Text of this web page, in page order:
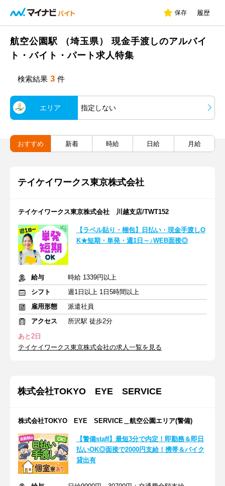
保存 履歴
航空公園駅 （埼玉県） 現金手渡しのアルバイ
ト・バイト・パート求人特集
検索結果 3 件
エリア 指定しない
おすすめ 新着 時給 日給 月給
テイケイワークス東京株式会社
テイケイワークス東京株式会社 川越支店/TWT152
【ラベル貼り・梱包】日払い・現金手渡しO
K★短期・単発・週1日～♪WEB面接◎
給与
時給 1339円以上
シフト
週1日以上 1日5時間以上
雇用形態
派遣社員
アクセス
所沢駅 徒歩2分
あと2日
テイケイワークス東京株式会社の求人一覧を見る
株式会社TOKYO EYE SERVICE
株式会社TOKYO EYE SERVICE＿航空公園エリア(警備)
【警備staff】最短3分で内定！即勤務＆即日
払いOK◎面接で2000円支給！携帯＆バイク
貸出有